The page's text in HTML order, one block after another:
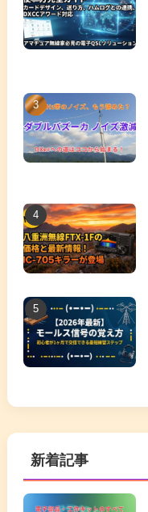
(2)
(5)
(11)
新着記事